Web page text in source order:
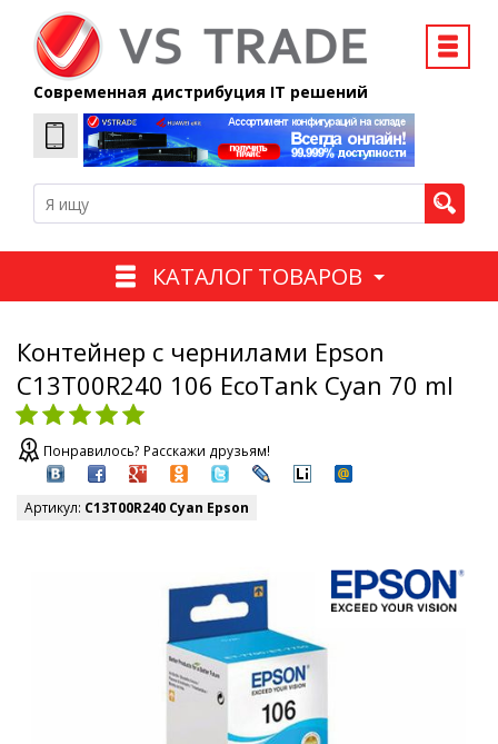
Современная дистрибуция IT решений
КАТАЛОГ ТОВАРОВ
Контейнер с чернилами Epson
C13T00R240 106 EcoTank Cyan 70 ml
Понравилось? Расскажи друзьям!
Артикул: C13T00R240 Cyan Epson